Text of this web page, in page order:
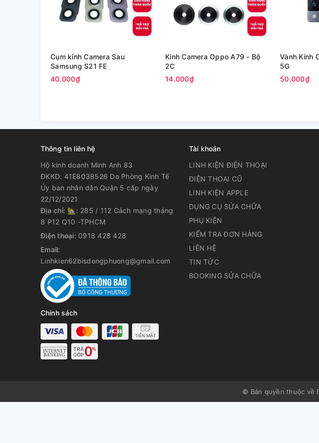
Cụm kính Camera Sau
Samsung S21 FE
40.000₫
Kính Camera Oppo A79 - Bộ
2C
14.000₫
Vành Kính
5G
50.000₫
Thông tin liên hệ
Hộ kinh doanh Minh Anh 83
ĐKKD: 41E8038526 Do Phòng Kinh Tế
Ủy ban nhân dân Quận 5 cấp ngày
22/12/2021
Địa chỉ: 🏡: 285 / 112 Cách mạng tháng
8 P12 Q10 -TPHCM
Điện thoại: 0918 428 428
Email:
Linhkien62bisdongphuong@gmail.com
Chính sách
Tài khoản
LINH KIỆN ĐIỆN THOẠI
ĐIỆN THOẠI CŨ
LINH KIỆN APPLE
DỤNG CỤ SỬA CHỮA
PHỤ KIỆN
KIỂM TRA ĐƠN HÀNG
LIÊN HỆ
TIN TỨC
BOOKING SỬA CHỮA
© Bản quyền thuộc về